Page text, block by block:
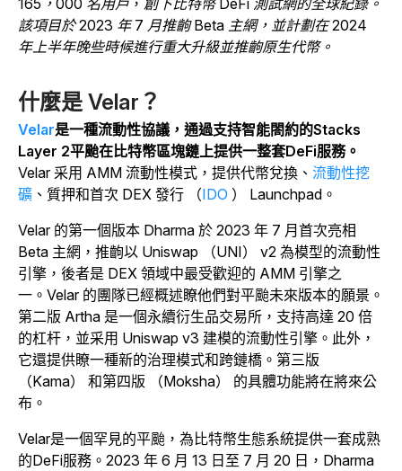
165，000 名用戶 ， 創下比特幣 DeFi 測試網的全球紀錄。
該項目於 2023 年 7 月推齣 Beta 主網，並計劃在 2024
年上半年晚些時候進行重大升級並推齣原生代幣。
什麼是 Velar？
Velar是一種流動性協議，通過支持智能閤約的Stacks
Layer 2平颱在比特幣區塊鏈上提供一整套DeFi服務。
Velar 采用 AMM 流動性模式，提供代幣兌換、 流動性挖
礦 、質押和首次 DEX 發行 （IDO ） Launchpad。
Velar 的第一個版本 Dharma 於 2023 年 7 月首次亮相
Beta 主網，推齣以 Uniswap （UNI） v2 為模型的流動性
引擎，後者是 DEX 領域中最受歡迎的 AMM 引擎之
一。 Velar 的團隊已經概述瞭他們對平颱未來版本的願景。
第二版 Artha 是一個永續衍生品交易所，支持高達 20 倍
的杠杆，並采用 Uniswap v3 建模的流動性引擎。此外，
它還提供瞭一種新的治理模式和跨鏈橋。第三版
（Kama） 和第四版 （Moksha） 的具體功能將在將來公
布。
Velar是一個罕見的平颱，為比特幣生態系統提供一套成熟
的DeFi服務。2023 年 6 月 13 日至 7 月 20 日，Dharma